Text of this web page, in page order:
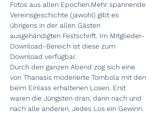
Fotos aus allen Epochen.Mehr spannende
Vereinsgeschichte (jawohl) gibt es
übrigens in der allen Gästen
ausgehändigten Festschrift. Im Mitglieder-
Download-Bereich ist diese zum
Download verfügbar.
Durch den ganzen Abend zog sich eine
von Thanasis moderierte Tombola mit den
beim Einlass erhaltenen Losen. Erst
waren die Jüngsten dran, dann nach und
nach alle anderen. Jedes Los ein Gewinn.